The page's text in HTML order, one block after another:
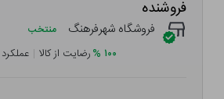
فروشنده
فروشگاه شهرفرهنگ منتخب
۱۰۰ %رضایت از کالا | عملکرد